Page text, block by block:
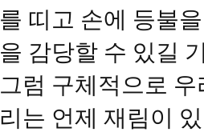
를 띠고 손에 등불
을 감당할 수 있길
그럼 구체적으로
리는 언제 재림이